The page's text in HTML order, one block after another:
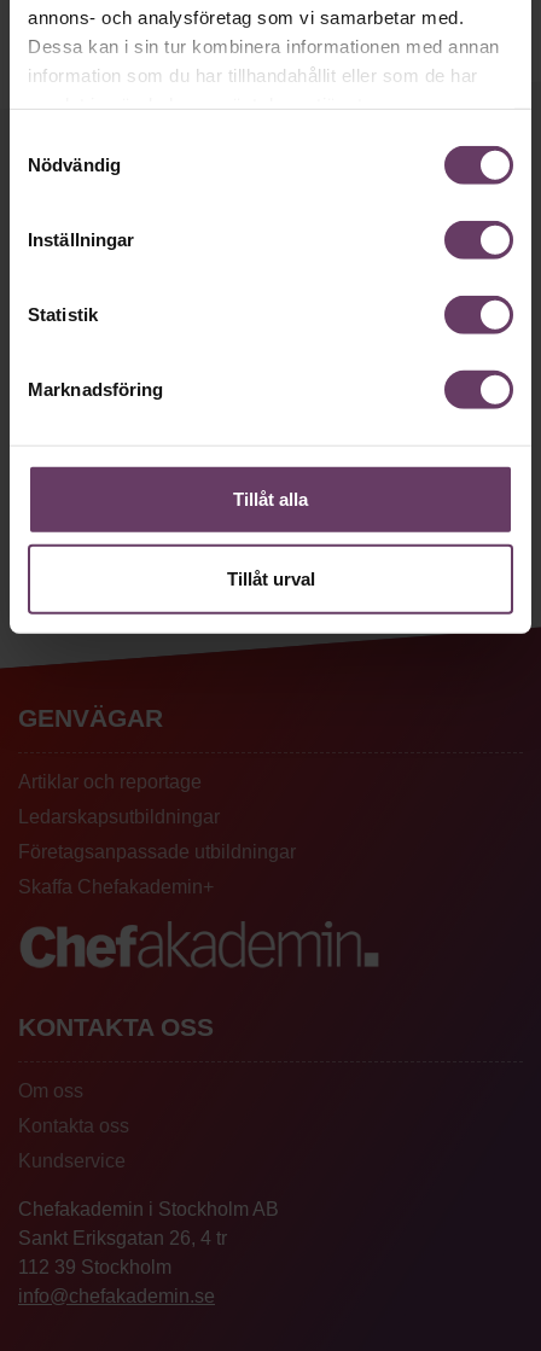
annons- och analysföretag som vi samarbetar med.
Dessa kan i sin tur kombinera informationen med annan
information som du har tillhandahållit eller som de har
Nödvändig
Inställningar
Statistik
Marknadsföring
Tillåt alla
Tillåt urval
Håll dig uppdaterad med våra
Våra populära nyhetsbrev samlar varje
Chefakademin. Ledarskapsnytta och
inspiration för dig som är chef, ledare
och/eller HR. Missa inget – börja
JA TACK, JAG VILL HA NYHETSBREV!
GENVÄGAR
Artiklar och reportage
Ledarskapsutbildningar
Företagsanpassade utbildningar
Skaffa Chefakademin+
KONTAKTA OSS
Om oss
Kontakta oss
Kundservice
Chefakademin i Stockholm AB
Sankt Eriksgatan 26, 4 tr
112 39 Stockholm
info@chefakademin.se